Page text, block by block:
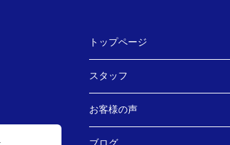
トップページ
スタッフ
お客様の声